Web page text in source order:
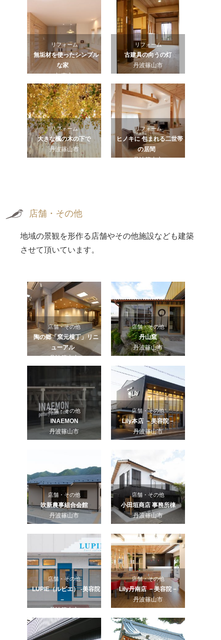
リフォーム
無垢材を使ったシンプル
な家
加東市
リフォーム
古建具の向うの灯
丹波篠山市
リフォーム
大きな楓の木の下で
丹波篠山市
リフォーム
ヒノキに 包まれる二世帯
の居間
丹波篠山市
店舗・その他
地域の景観を形作る店舗やその他施設なども建築
させて頂いています。
店舗・その他
陶の郷「窯元横丁」リニ
ューアル
丹波篠山市
店舗・その他
丹山窯
丹波篠山市
店舗・その他
INAEMON
丹波篠山市
店舗・その他
Lily本店 －美容院－
丹波篠山市
店舗・その他
吹新農事組合会館
丹波篠山市
店舗・その他
小田垣商店 事務所棟
丹波篠山市
店舗・その他
LUPIE（ルピエ） -美容院
–
丹波篠山市
店舗・その他
Lily丹南店 －美容院－
丹波篠山市